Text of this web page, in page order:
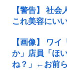
【警告】 社会
これ美容にい
【画像】 ワ
か」店員「ほ
ね？」←お前